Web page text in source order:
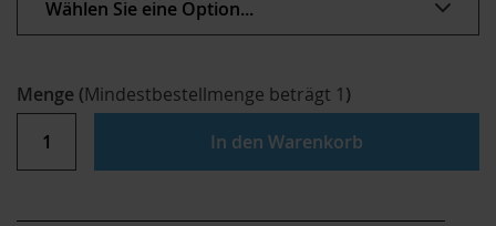
Menge (Mindestbestellmenge beträgt 1)
In den Warenkorb